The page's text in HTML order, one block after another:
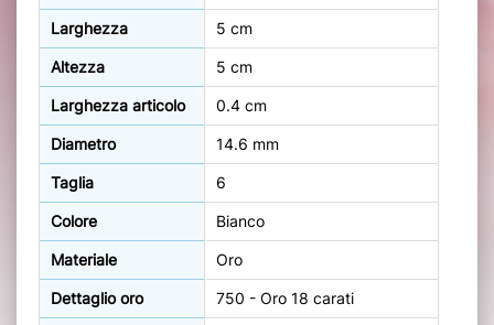
Larghezza 5 cm
Altezza 5 cm
Larghezza articolo 0.4 cm
Diametro 14.6 mm
Taglia 6
Colore Bianco
Materiale Oro
Dettaglio oro 750 - Oro 18 carati